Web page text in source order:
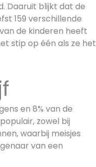
Daaruit blijkt dat de
159 verschillende
de kinderen heeft
stip op één als ze het
en 8% van de
zowel bij
waarbij meisjes
van een